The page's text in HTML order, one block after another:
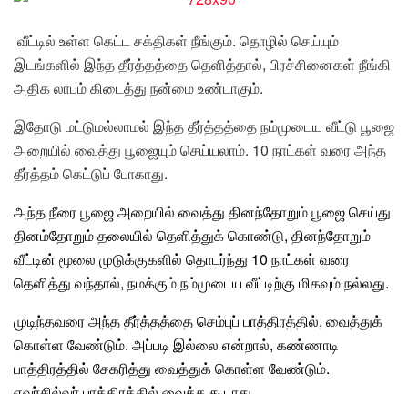
வீட்டில் உள்ள கெட்ட சக்திகள் நீங்கும். தொழில் செய்யும்
இடங்களில் இந்த தீர்த்தத்தை தெளித்தால், பிரச்சினைகள் நீங்கி
அதிக லாபம் கிடைத்து நன்மை உண்டாகும்.
இதோடு மட்டுமல்லாமல் இந்த தீர்த்தத்தை நம்முடைய வீட்டு பூஜை
அறையில் வைத்து பூஜையும் செய்யலாம். 10 நாட்கள் வரை அந்த
தீர்த்தம் கெட்டுப் போகாது.
அந்த நீரை பூஜை அறையில் வைத்து தினந்தோறும் பூஜைசெய்து
தினம்தோறும் தலையில் தெளித்துக் கொண்டு, தினந்தோறும்
வீட்டின் மூலை முடுக்குகளில் தொடர்ந்து 10 நாட்கள் வரை
தெளித்து வந்தால், நமக்கும் நம்முடைய வீட்டிற்கு மிகவும் நல்லது.
முடிந்தவரை அந்த தீர்த்தத்தை செம்புப் பாத்திரத்தில், வைத்துக்
கொள்ள வேண்டும். அப்படி இல்லை என்றால், கண்ணாடி
பாத்திரத்தில் சேகரித்து வைத்துக் கொள்ள வேண்டும்.